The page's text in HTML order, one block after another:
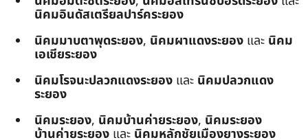
นิคมอินดัสเตรียลปาร์คระยอง
นิคมมาบตาพุดระยอง, นิคมผาแดงระยอง และ นิคม
เอเชียระยอง
นิคมโรจนะปลวกแดงระยอง และ นิคมปลวกแดง
ระยอง
นิคมระยอง, นิคมบ้านค่ายระยอง, นิคมระยอง
บ้านค่ายระยอง และ นิคมหลักชัยเมืองยางระยอง